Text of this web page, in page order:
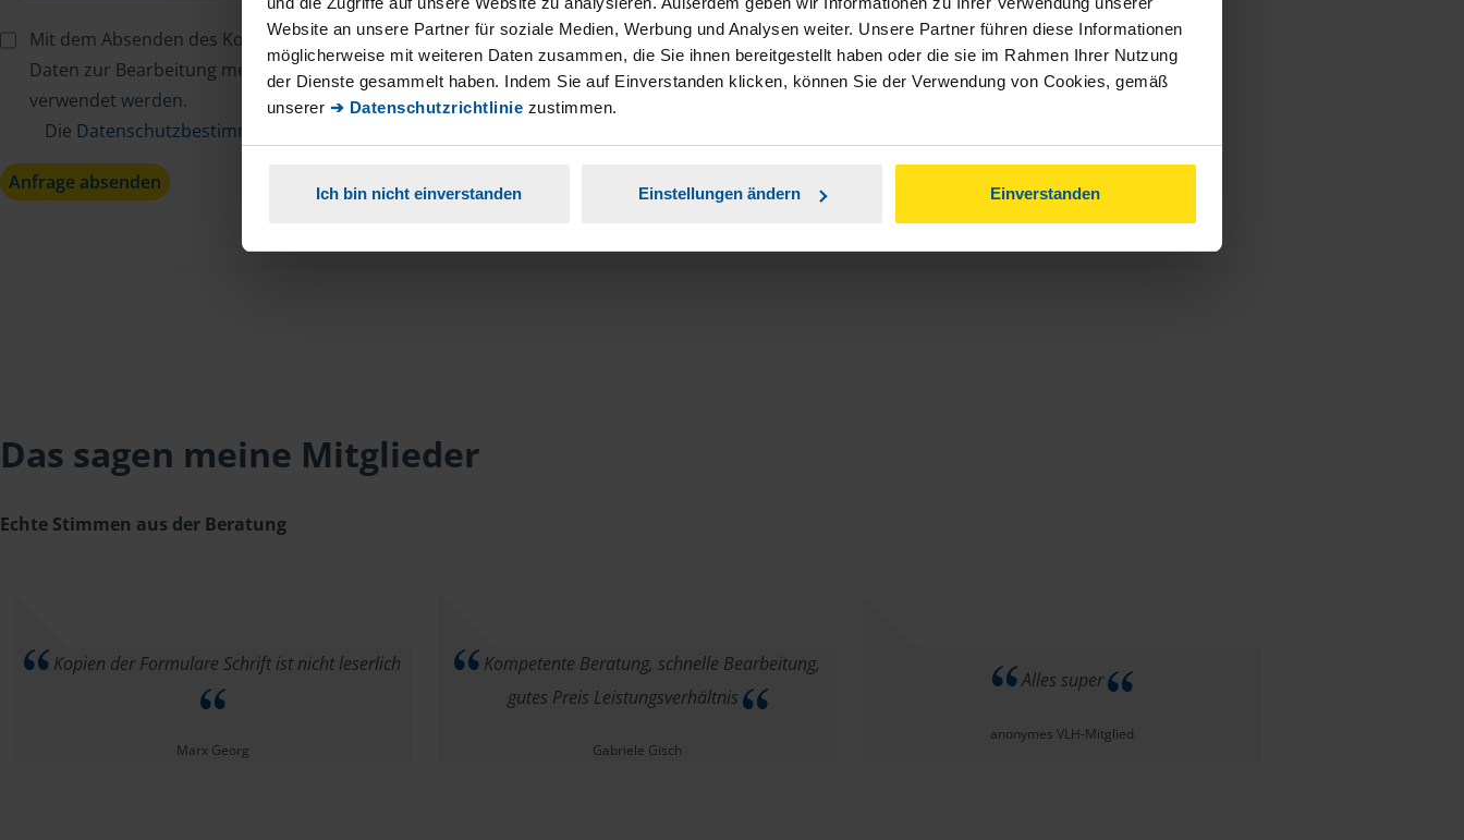
Website an unsere Partner für soziale Medien, Werbung und Analysen weiter. Unsere Partner führen diese Informationen
möglicherweise mit weiteren Daten zusammen, die Sie ihnen bereitgestellt haben oder die sie im Rahmen Ihrer Nutzung
der Dienste gesammelt haben. Indem Sie auf Einverstanden klicken, können Sie der Verwendung von Cookies, gemäß
unserer ➔ Datenschutzrichtlinie zustimmen.
Ich bin nicht einverstanden Einstellungen ändern Einverstanden
Mit dem Absenden des Kontaktformulars erkläre ich mich damit einverstanden, dass meine
Daten zur Bearbeitung meines Anliegens sowie zur internen Analyse der Zugriffsquelle
verwendet werden.
Die Datenschutzbestimmungen
Anfrage absenden
Das sagen meine Mitglieder
Echte Stimmen aus der Beratung
Kopien der Formulare Schrift ist nicht leserlich
Marx Georg
Kompetente Beratung, schnelle Bearbeitung,
gutes Preis Leistungsverhältnis
Gabriele Gisch
Alles super
anonymes VLH-Mitglied